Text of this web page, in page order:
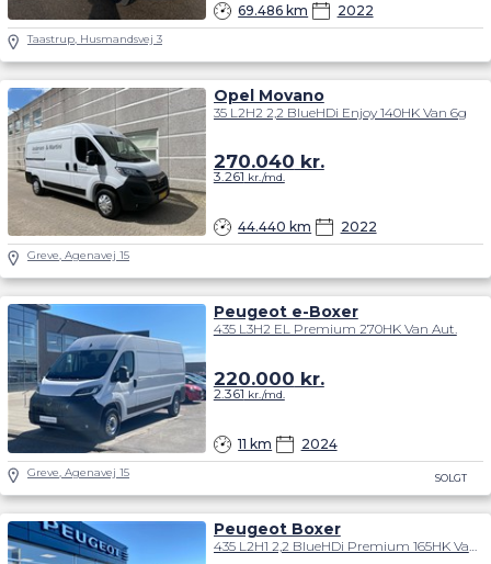
69.486 km 2022
Taastrup, Husmandsvej 3
Opel Movano
35 L2H2 2,2 BlueHDi Enjoy 140HK Van 6g
44.440 km 2022
270.040 kr.
3.261 kr./md.
Greve, Agenavej 15
SOLGT
Peugeot e-Boxer
435 L3H2 EL Premium 270HK Van Aut.
11 km 2024
220.000 kr.
2.361 kr./md.
Greve, Agenavej 15
Peugeot Boxer